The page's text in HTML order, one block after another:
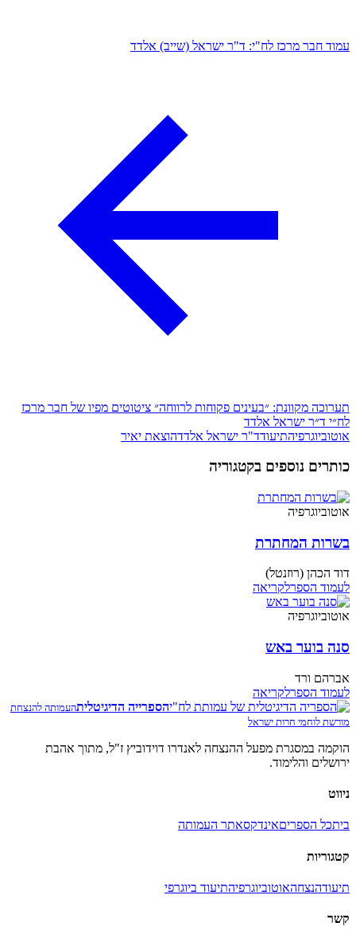
עמוד חבר מרכז לח"י: ד"ר ישראל (שייב) אלדד
תערוכה מקוונת: ״בעינים פקוחות לרווחה״ ציטוטים מפיו של חבר מרכז
לח״י ד״ר ישראל אלדד
אוטוביוגרפיהתיעודד"ר ישראל אלדדהוצאת יאיר
כותרים נוספים בקטגוריה
אוטוביוגרפיה
בשרות המחתרת
דוד הכהן (רוזנטל)
לעמוד הספרלקריאה
אוטוביוגרפיה
סנה בוער באש
אברהם ורד
לעמוד הספרלקריאה
הספרייה הדיגיטליתהעמותה להנצחת
מורשת לוחמי חרות ישראל
הוקמה במסגרת מפעל ההנצחה לאנדרו דוידוביץ ז"ל, מתוך אהבת
ירושלים והלימוד.
ניווט
ביתכל הספריםאינדקסאתר העמותה
קטגוריות
תיעודהנצחהאוטוביוגרפיהתיעוד ביוגרפי
קשר